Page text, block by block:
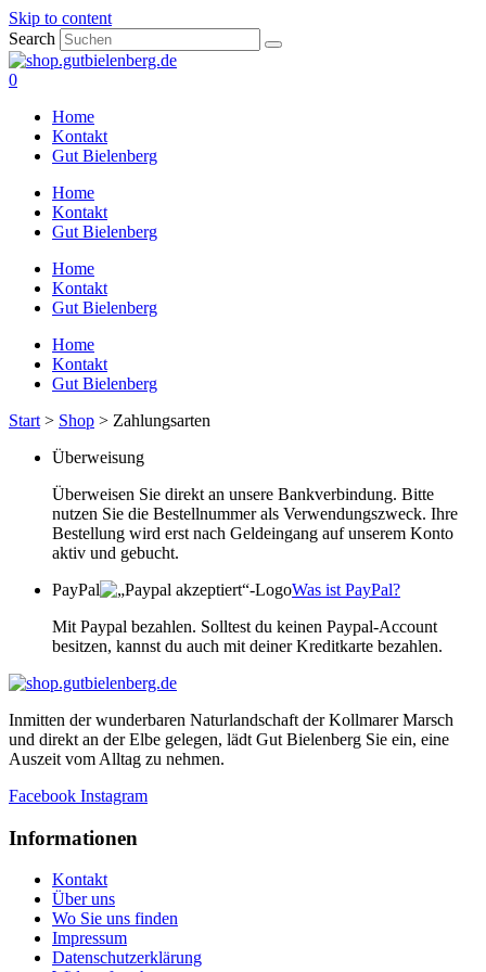
Skip to content
Search
0
Home
Kontakt
Gut Bielenberg
Home
Kontakt
Gut Bielenberg
Home
Kontakt
Gut Bielenberg
Home
Kontakt
Gut Bielenberg
Start > Shop > Zahlungsarten
Überweisung
Überweisen Sie direkt an unsere Bankverbindung. Bitte
nutzen Sie die Bestellnummer als Verwendungszweck. Ihre
Bestellung wird erst nach Geldeingang auf unserem Konto
aktiv und gebucht.
PayPal
Was ist PayPal?
Mit Paypal bezahlen. Solltest du keinen Paypal-Account
besitzen, kannst du auch mit deiner Kreditkarte bezahlen.
Inmitten der wunderbaren Naturlandschaft der Kollmarer Marsch
und direkt an der Elbe gelegen, lädt Gut Bielenberg Sie ein, eine
Auszeit vom Alltag zu nehmen.
Facebook Instagram
Informationen
Kontakt
Über uns
Wo Sie uns finden
Impressum
Datenschutzerklärung